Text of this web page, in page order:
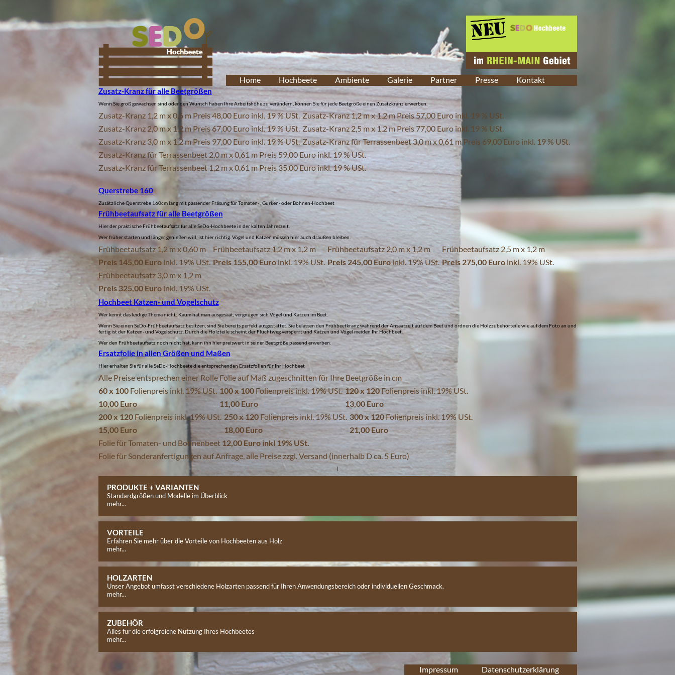
Home Hochbeete Ambiente Galerie Partner Presse Kontakt
Zusatz-Kranz für alle Beetgrößen
Wenn Sie groß gewachsen sind oder den Wunsch haben Ihre Arbeitshöhe zu verändern, können Sie für jede Beetgröße einen Zusatzkranz erwerben.
Zusatz-Kranz 1,2 m x 0,6 m Preis 48,00 Euro inkl. 19 % USt. Zusatz-Kranz 1,2 m x 1,2 m Preis 57,00 Euro inkl. 19 % USt.
Zusatz-Kranz 2,0 m x 1,2 m Preis 67,00 Euro inkl. 19 % USt. Zusatz-Kranz 2,5 m x 1,2 m Preis 77,00 Euro inkl. 19 % USt.
Zusatz-Kranz 3,0 m x 1,2 m Preis 97,00 Euro inkl. 19 % USt. Zusatz-Kranz für Terrassenbeet 3,0 m x 0,61 m Preis 69,00 Euro inkl. 19 % USt.
Zusatz-Kranz für Terrassenbeet 2,0 m x 0,61 m Preis 59,00 Euro inkl. 19 % USt.
Zusatz-Kranz für Terrassenbeet 1,2 m x 0,61 m Preis 35,00 Euro inkl. 19 % USt.
Querstrebe 160
Zusätzliche Querstrebe 160cm lang mit passender Fräsung für Tomaten- , Gurken- oder Bohnen-Hochbeet
Frühbeetaufsatz für alle Beetgrößen
Hier der praktische Frühbeetaufsatz für alle SeDo-Hochbeete in der kalten Jahreszeit.
Wer früher starten und länger genießen will, ist hier richtig. Vögel und Katzen müssen hier auch draußen bleiben.
Frühbeetaufsatz 1,2 m x 0,60 m
Preis 145,00 Euroinkl. 19% USt.
Frühbeetaufsatz 1,2 m x 1,2 m
Preis 155,00 Euroinkl. 19% USt.
Frühbeetaufsatz 2,0 m x 1,2 m
Preis 245,00 Euroinkl. 19% USt.
Frühbeetaufsatz 2,5 m x 1,2 m
Preis 275,00 Euroinkl. 19% USt.
Frühbeetaufsatz 3,0 m x 1,2 m
Preis 325,00 Euroinkl. 19% USt.
Hochbeet Katzen- und Vogelschutz
Wer kennt das leidige Thema nicht: Kaum hat man ausgesäät, vergnügen sich Vögel und Katzen im Beet.
Wenn Sie einen SeDo-Frühbeetaufsatz besitzen, sind Sie bereits perfekt ausgestattet. Sie belassen den Frühbeetkranz während der Ansaatzeit auf dem Beet und ordnen die Holzzubehörteile wie auf dem Foto an und
fertig ist der Katzen- und Vogelschutz. Durch die Holzteile scheint der Fluchtweg versperrt und Katzen und Vögel meiden Ihr Hochbeet.
Wer den Frühbeetaufsatz noch nicht hat, kann ihn hier preiswert in seiner Beetgröße passend erwerben.
Ersatzfolie in allen Größen und Maßen
Hier erhalten Sie für alle SeDo-Hochbeete die entsprechenden Ersatzfolien für Ihr Hochbeet
Alle Preise entsprechen einer Rolle Folie auf Maß zugeschnitten für Ihre Beetgröße in cm
60 x 100Folienpreis inkl. 19% USt.
10,00 Euro
100 x 100Folienpreis inkl. 19% USt.
11,00 Euro
120 x 120Folienpreis inkl. 19% USt.
13,00 Euro
200 x 120Folienpreis inkl. 19% USt.
15,00 Euro
250 x 120Folienpreis inkl. 19% USt.
18,00 Euro
300 x 120Folienpreis inkl. 19% USt.
21,00 Euro
Folie für Tomaten- und Bohnenbeet 12,00 Euro inkl 19% USt.
Folie für Sonderanfertigungen auf Anfrage, alle Preise zzgl. Versand (innerhalb D ca. 5 Euro)
|
PRODUKTE + VARIANTEN
Standardgrößen und Modelle im Überblick
mehr...
VORTEILE
Erfahren Sie mehr über die Vorteile von Hochbeeten aus Holz
mehr...
HOLZARTEN
Unser Angebot umfasst verschiedene Holzarten passend für Ihren Anwendungsbereich oder individuellen Geschmack.
mehr...
ZUBEHÖR
Alles für die erfolgreiche Nutzung Ihres Hochbeetes
mehr...
Impressum Datenschutzerklärung